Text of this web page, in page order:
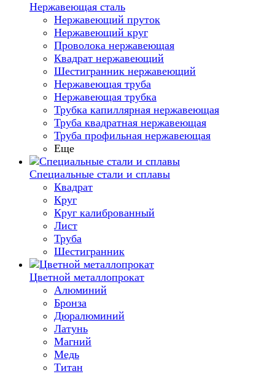
Нержавеющая сталь
Нержавеющий пруток
Нержавеющий круг
Проволока нержавеющая
Квадрат нержавеющий
Шестигранник нержавеющий
Нержавеющая труба
Нержавеющая трубка
Трубка капиллярная нержавеющая
Труба квадратная нержавеющая
Труба профильная нержавеющая
Еще
Специальные стали и сплавы
Квадрат
Круг
Круг калиброванный
Лист
Труба
Шестигранник
Цветной металлопрокат
Алюминий
Бронза
Дюралюминий
Латунь
Магний
Медь
Титан